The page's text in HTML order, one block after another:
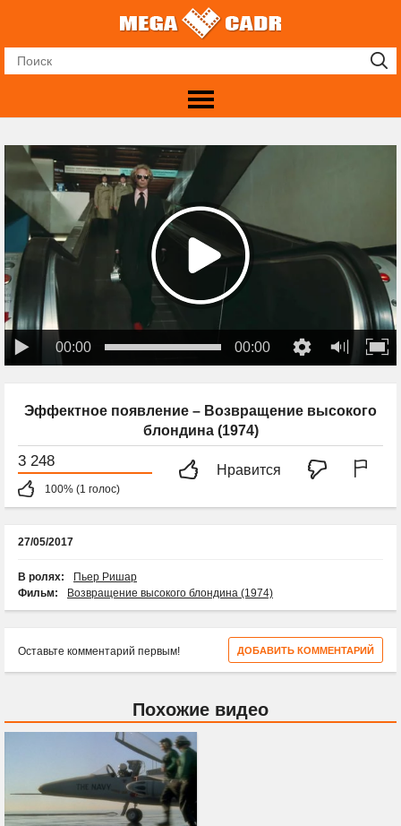
00:00 00:00
Эффектное появление – Возвращение высокого
блондина (1974)
3 248
100% (1 голос)
Нравится
27/05/2017
В ролях:
Пьер Ришар
Фильм:
Возвращение высокого блондина (1974)
ДОБАВИТЬ КОММЕНТАРИЙ
Оставьте комментарий первым!
Похожие видео